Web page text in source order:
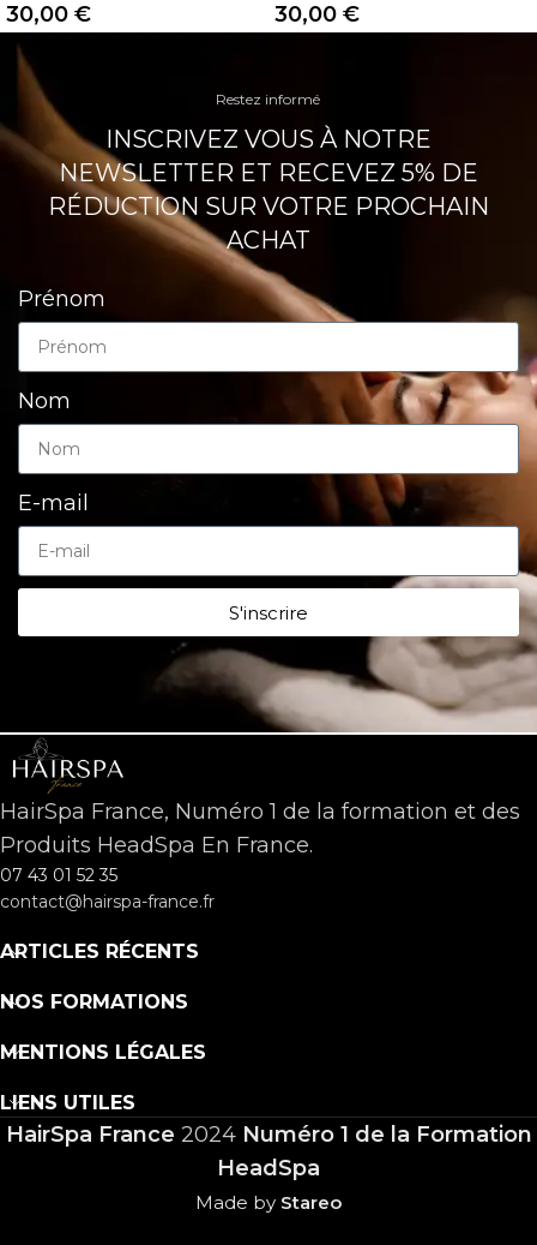
30,00 €
30,00 €
Restez informé
INSCRIVEZ VOUS À NOTRE
NEWSLETTER ET RECEVEZ 5% DE
RÉDUCTION SUR VOTRE PROCHAIN
ACHAT
Prénom
Nom
E-mail
S'inscrire
HairSpa France, Numéro 1 de la formation et des
Produits HeadSpa En France.
07 43 01 52 35
contact@hairspa-france.fr
ARTICLES RÉCENTS
NOS FORMATIONS
MENTIONS LÉGALES
LIENS UTILES
HairSpa France 2024 Numéro 1 de la Formation
HeadSpa
Made by Stareo